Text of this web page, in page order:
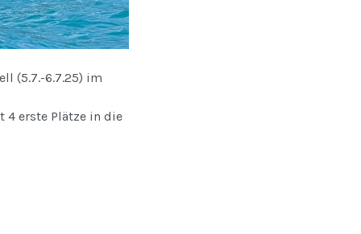
(5.7.-6.7.25) im
4 erste Plätze in die